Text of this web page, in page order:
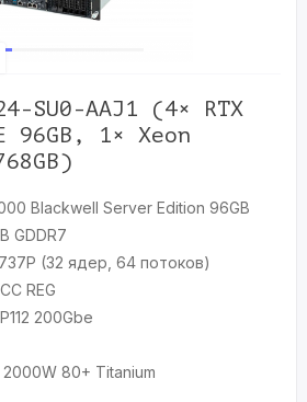
SU0-AAJ1 (4× RTX
96GB, 1× Xeon
Blackwell Server Edition 96GB
GDDR7
(32 ядер, 64 потоков)
REG
200Gbe
80+ Titanium